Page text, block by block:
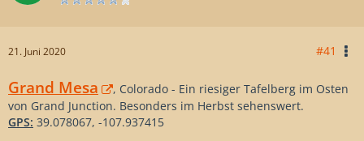
21. Juni 2020 #41
Grand Mesa
, Colorado - Ein riesiger Tafelberg im Osten
von Grand Junction. Besonders im Herbst sehenswert.
GPS: 39.078067, -107.937415